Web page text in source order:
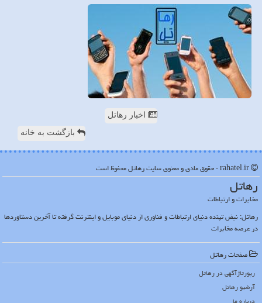
اخبار رهاتل
بازگشت به خانه
رهاتل
مخابرات و ارتباطات
رهاتل: نبض تپنده دنیای ارتباطات و فناوری از دنیای موبایل و اینترنت گرفته تا آخرین دستاوردها
در عرصه مخابرات
صفحات رهاتل
رپورتاژآگهی در رهاتل
آرشیو رهاتل